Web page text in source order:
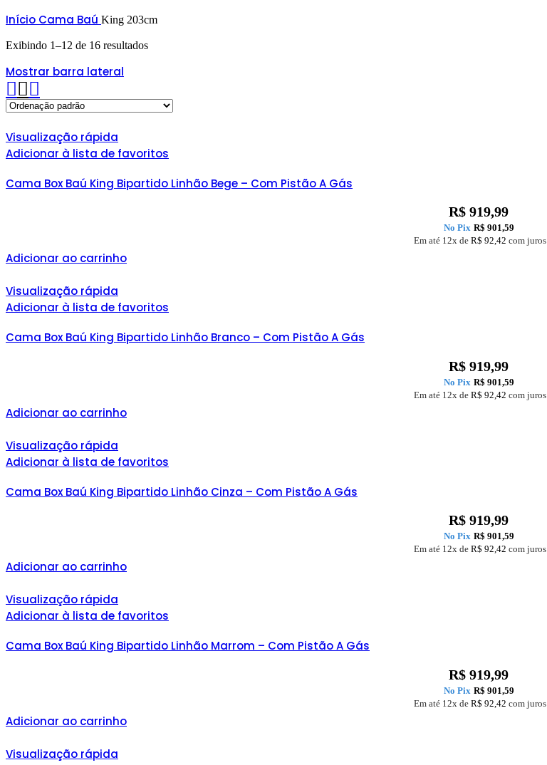
Início Cama Baú King 203cm
Exibindo 1–12 de 16 resultados
Mostrar barra lateral
Visualização rápida
Adicionar à lista de favoritos
Cama Box Baú King Bipartido Linhão Bege – Com Pistão A Gás
R$ 919,99
Em até 12x de R$ 92,42 com juros
No Pix R$ 901,59
Adicionar ao carrinho
Visualização rápida
Adicionar à lista de favoritos
Cama Box Baú King Bipartido Linhão Branco – Com Pistão A Gás
R$ 919,99
Em até 12x de R$ 92,42 com juros
No Pix R$ 901,59
Adicionar ao carrinho
Visualização rápida
Adicionar à lista de favoritos
Cama Box Baú King Bipartido Linhão Cinza – Com Pistão A Gás
R$ 919,99
Em até 12x de R$ 92,42 com juros
No Pix R$ 901,59
Adicionar ao carrinho
Visualização rápida
Adicionar à lista de favoritos
Cama Box Baú King Bipartido Linhão Marrom – Com Pistão A Gás
R$ 919,99
Em até 12x de R$ 92,42 com juros
No Pix R$ 901,59
Adicionar ao carrinho
Visualização rápida